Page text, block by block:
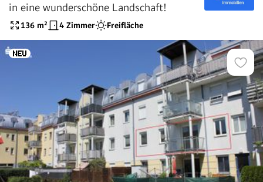
in eine wunderschöne Landschaft!
136 m² 4 Zimmer Freifläche